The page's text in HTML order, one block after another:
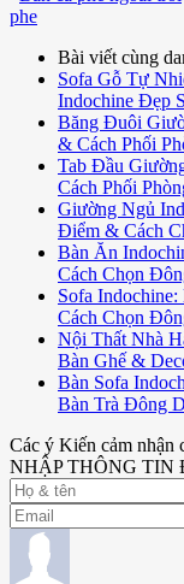
phe
Bài viết cùng
Sofa Gỗ Tự
Indochine Đẹp
Băng Đuôi
& Cách Phối
Tab Đầu
Cách Phối
Giường Ngủ
Điểm & Cách
Bàn Ăn
Cách Chọn
Sofa
Cách Chọn
Nội Thất Nhà
Bàn Ghế &
Bàn Sofa
Bàn Trà Đông
Các ý Kiến cảm nhận
NHẬP THÔNG